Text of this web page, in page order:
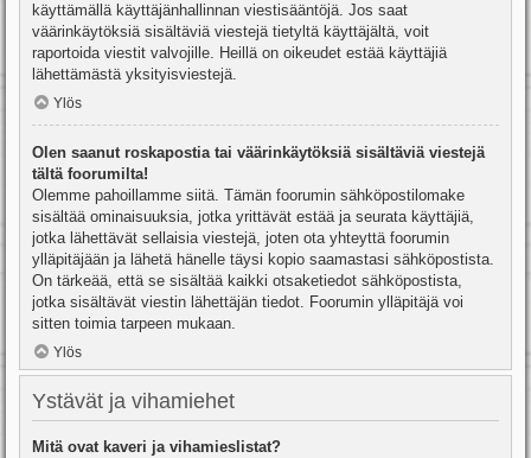
käyttämällä käyttäjänhallinnan viestisääntöjä. Jos saat
väärinkäytöksiä sisältäviä viestejä tietyltä käyttäjältä, voit
raportoida viestit valvojille. Heillä on oikeudet estää käyttäjiä
lähettämästä yksityisviestejä.
Ylös
Olen saanut roskapostia tai väärinkäytöksiä sisältäviä viestejä
tältä foorumilta!
Olemme pahoillamme siitä. Tämän foorumin sähköpostilomake
sisältää ominaisuuksia, jotka yrittävät estää ja seurata käyttäjiä,
jotka lähettävät sellaisia viestejä, joten ota yhteyttä foorumin
ylläpitäjään ja lähetä hänelle täysi kopio saamastasi sähköpostista.
On tärkeää, että se sisältää kaikki otsaketiedot sähköpostista,
jotka sisältävät viestin lähettäjän tiedot. Foorumin ylläpitäjä voi
sitten toimia tarpeen mukaan.
Ylös
Ystävät ja vihamiehet
Mitä ovat kaveri ja vihamieslistat?